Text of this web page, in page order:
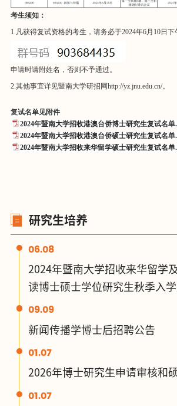
考生须知：
1.凡获得复试资格的考生，请务必于2024年6月 10日下
申请时请附姓名，否则不予通过。
2.其他事宜详见暨南大学研招网http://yz.jnu.edu.cn/。
复试名单见附件
2024年暨南大学招收港澳台侨博士研究生复试名
2024年暨南大学招收港澳台侨硕士研究生复试名
2024年暨南大学招收来华留学硕士研究生复试名
研究生培养
06.08
2024年暨南大学招收来华留学
读博士硕士学位研究生秋季入
09.09
新闻传播学博士后招聘公告
01.07
2026年博士研究生申请审核和
01.07